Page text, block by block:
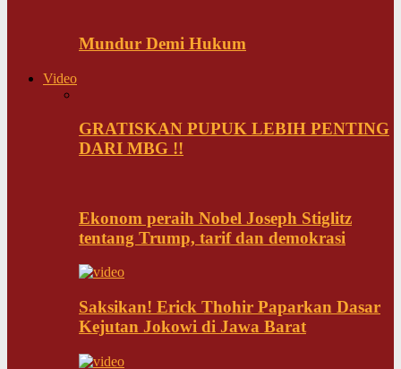
Mundur Demi Hukum
Video
GRATISKAN PUPUK LEBIH PENTING
DARI MBG !!
Ekonom peraih Nobel Joseph Stiglitz
tentang Trump, tarif dan demokrasi
Saksikan! Erick Thohir Paparkan Dasar
Kejutan Jokowi di Jawa Barat